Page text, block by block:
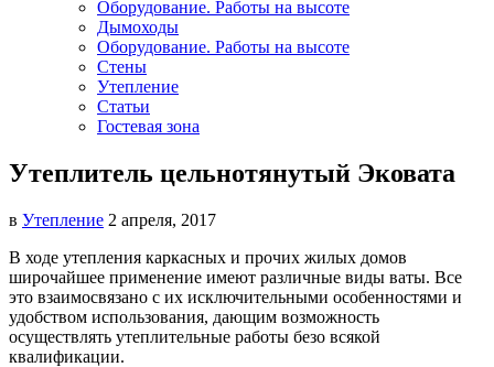
Оборудование. Работы на высоте
Дымоходы
Оборудование. Работы на высоте
Стены
Утепление
Статьи
Гостевая зона
Утеплитель цельнотянутый Эковата
в Утепление 2 апреля, 2017
В ходе утепления каркасных и прочих жилых домов
широчайшее применение имеют различные виды ваты. Все
это взаимосвязано с их исключительными особенностями и
удобством использования, дающим возможность
осуществлять утеплительные работы безо всякой
квалификации.